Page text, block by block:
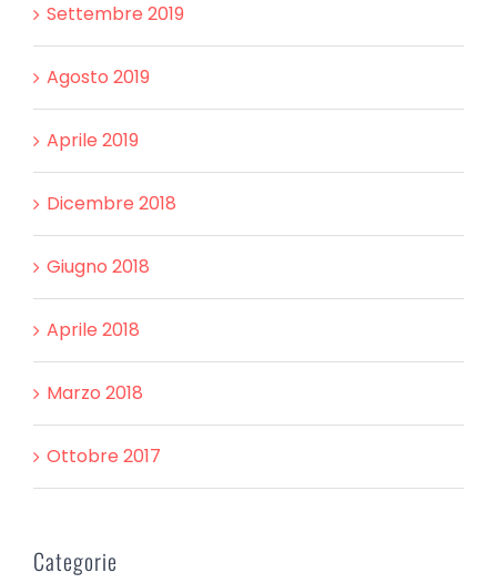
Settembre 2019
Agosto 2019
Aprile 2019
Dicembre 2018
Giugno 2018
Aprile 2018
Marzo 2018
Ottobre 2017
Categorie